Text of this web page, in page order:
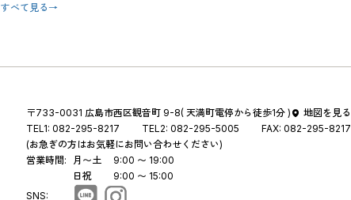
すべて見る →
〒733-0031 広島市西区観音町 9-8( 天満町電停から徒歩1分 )
地図を見る
TEL1: 082-295-8217 TEL2: 082-295-5005 FAX: 082-295-8217
(お急ぎの方はお気軽にお問い合わせください)
営業時間:
月〜土
9:00 〜 19:00
日祝
9:00 〜 15:00
SNS: